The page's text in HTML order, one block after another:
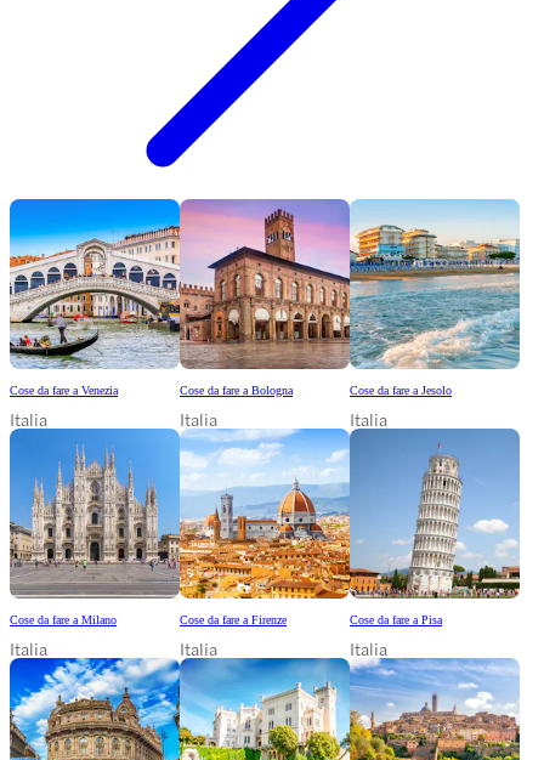
Cose da fare a Venezia
Italia
Cose da fare a Bologna
Italia
Cose da fare a Jesolo
Italia
Cose da fare a Milano
Italia
Cose da fare a Firenze
Italia
Cose da fare a Pisa
Italia